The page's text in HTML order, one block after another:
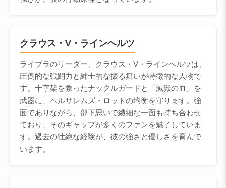
クラウス・V・ラインヘルツ
ライブラのリーダー、クラウス・V・ラインヘルツは、
圧倒的な戦闘力と紳士的な振る舞いが特徴的な人物で
す。十字架を象ったナックルガードと「滅嶽の血」を
武器に、ヘルサレムズ・ロットの均衡を守ります。強
面でありながら、部下思いで繊細な一面も持ち合わせ
ており、そのギャップが多くのファンを魅了していま
す。過去の壮絶な経験が、彼の強さと優しさを育んで
います。